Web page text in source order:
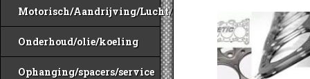
Motorisch/Aandrijving/Lucht/Benzine
Onderhoud/olie/koeling
Ophanging/spacers/service